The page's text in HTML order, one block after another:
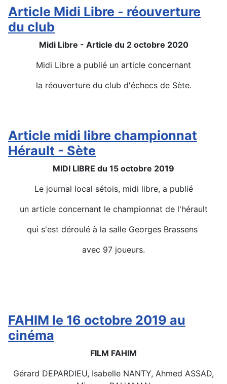
Article Midi Libre - réouverture
du club
Midi Libre - Article du 2 octobre 2020
Midi Libre a publié un article concernant
la réouverture du club d'échecs de Sète.
Article midi libre championnat
Hérault - Sète
MIDI LIBRE du 15 octobre 2019
Le journal local sétois, midi libre, a publié
un article concernant le championnat de l'hérault
qui s'est déroulé à la salle Georges Brassens
avec 97 joueurs.
FAHIM le 16 octobre 2019 au
cinéma
FILM FAHIM
Gérard DEPARDIEU, Isabelle NANTY, Ahmed ASSAD,